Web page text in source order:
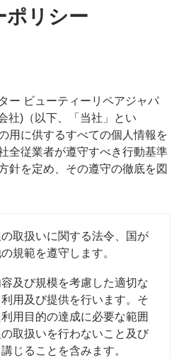
ポリシー
ー ビューティーリペアジャパ
社)（以下、「当社」とい
用に供するすべての個人情報を
全従業者が遵守すべき行動基準
針を定め、その遵守の徹底を図
取扱いに関する法令、国が
規範を遵守します。
及び規模を考慮した適切な
用及び提供を行います。そ
用目的の達成に必要な範囲
取扱いを行わないこと及び
じることを含みます。